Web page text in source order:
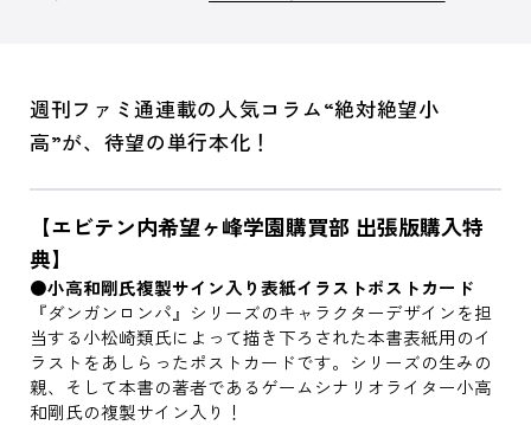
週刊ファミ通連載の人気コラム“絶対絶望小
高”が、待望の単行本化！
【エビテン内希望ヶ峰学園購買部 出張版購入特
典】
●小高和剛氏複製サイン入り表紙イラストポストカード
『ダンガンロンパ』シリーズのキャラクターデザインを担
当する小松崎類氏によって描き下ろされた本書表紙用のイ
ラストをあしらったポストカードです。シリーズの生みの
親、そして本書の著者であるゲームシナリオライター小高
和剛氏の複製サイン入り！